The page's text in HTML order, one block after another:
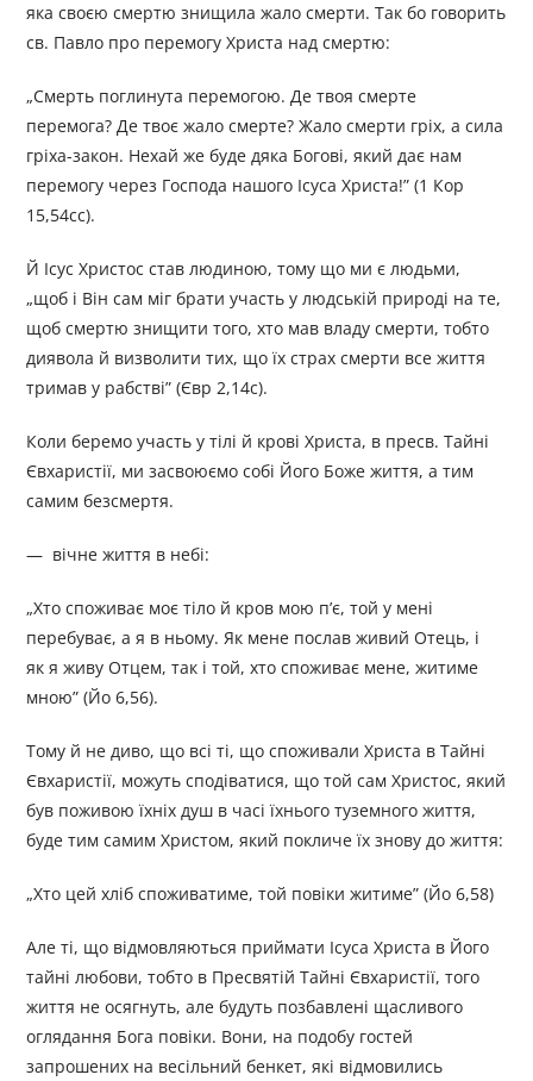
яка своєю смертю знищила жало смерти. Так бо говорить
св. Павло про перемогу Христа над смертю:
„Смерть поглинута перемогою. Де твоя смерте
перемога? Де твоє жало смерте? Жало смерти гріх, а сила
гріха-закон. Нехай же буде дяка Богові, який дає нам
перемогу через Господа нашого Ісуса Христа!” (1 Кор
15,54сс).
Й Ісус Христос став людиною, тому що ми є людьми,
„щоб і Він сам міг брати участь у людській природі на те,
щоб смертю знищити того, хто мав владу смерти, тобто
диявола й визволити тих, що їх страх смерти все життя
тримав у рабстві” (Євр 2,14с).
Коли беремо участь у тілі й крові Христа, в пресв. Тайні
Євхаристії, ми засвоюємо собі Його Боже життя, а тим
самим безсмертя.
— вічне життя в небі:
„Хто споживає моє тіло й кров мою п’є, той у мені
перебуває, а я в ньому. Як мене послав живий Отець, і
як я живу Отцем, так і той, хто споживає мене, житиме
мною” (Йо 6,56).
Тому й не диво, що всі ті, що споживали Христа в Тайні
Євхаристії, можуть сподіватися, що той сам Христос, який
був поживою їхніх душ в часі їхнього туземного життя,
буде тим самим Христом, який покличе їх знову до життя:
„Хто цей хліб споживатиме, той повіки житиме” (Йо 6,58)
Але ті, що відмовляються приймати Ісуса Христа в Його
тайні любови, тобто в Пресвятій Тайні Євхаристії, того
життя не осягнуть, але будуть позбавлені щасливого
оглядання Бога повіки. Вони, на подобу гостей
запрошених на весільний бенкет, які відмовились